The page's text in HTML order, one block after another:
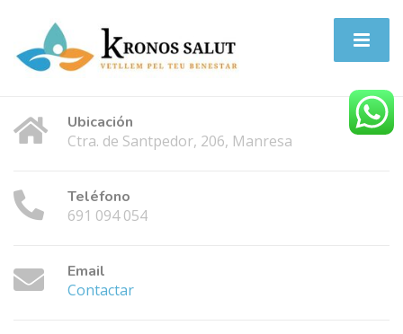
Ubicación
Ctra. de Santpedor, 206, Manresa
Teléfono
691 094 054
Email
Contactar